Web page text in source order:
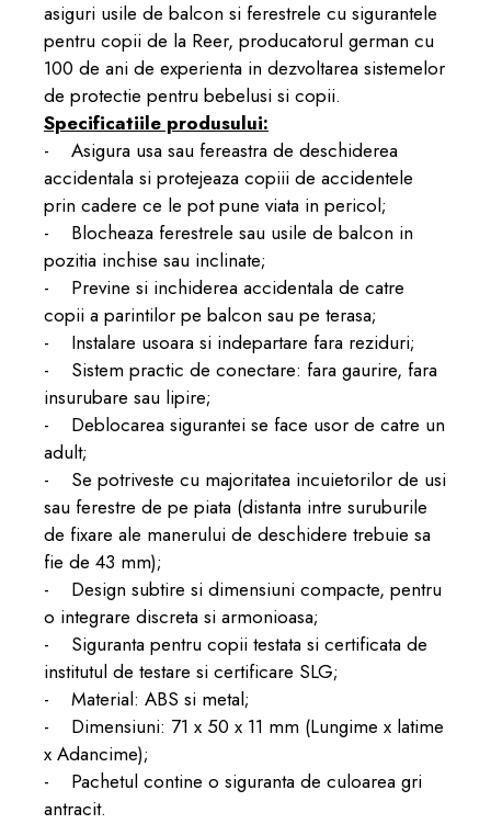
asiguri usile de balcon si ferestrele cu sigurantele
pentru copii de la Reer, producatorul german cu
100 de ani de experienta in dezvoltarea sistemelor
de protectie pentru bebelusi si copii.
Specificatiile produsului:
- Asigura usa sau fereastra de deschiderea
accidentala si protejeaza copiii de accidentele
prin cadere ce le pot pune viata in pericol;
- Blocheaza ferestrele sau usile de balcon in
pozitia inchise sau inclinate;
- Previne si inchiderea accidentala de catre
copii a parintilor pe balcon sau pe terasa;
- Instalare usoara si indepartare fara reziduri;
- Sistem practic de conectare: fara gaurire, fara
insurubare sau lipire;
- Deblocarea sigurantei se face usor de catre un
adult;
- Se potriveste cu majoritatea incuietorilor de usi
sau ferestre de pe piata (distanta intre suruburile
de fixare ale manerului de deschidere trebuie sa
fie de 43 mm);
- Design subtire si dimensiuni compacte, pentru
o integrare discreta si armonioasa;
- Siguranta pentru copii testata si certificata de
institutul de testare si certificare SLG;
- Material: ABS si metal;
- Dimensiuni: 71 x 50 x 11 mm (Lungime x latime
x Adancime);
- Pachetul contine o siguranta de culoarea gri
antracit.